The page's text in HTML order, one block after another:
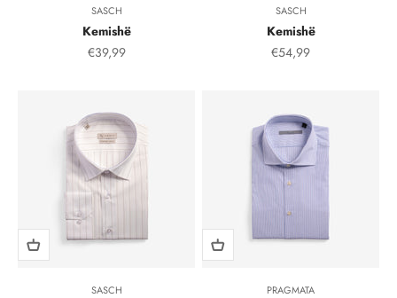
SASCH
Kemishë
Çmimi i shitjes, çmimi i shitjeve
€39,99
SASCH
Kemishë
Çmimi i shitjes, çmimi
€54,99
SASCH PRAGMATA